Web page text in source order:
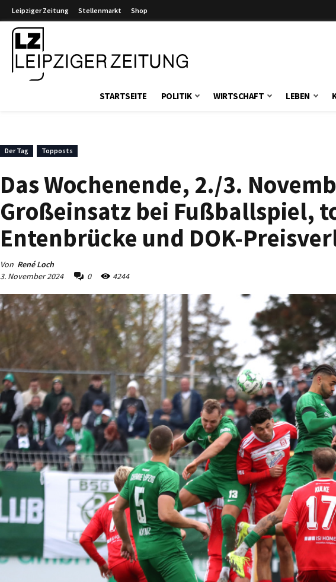
Leipziger Zeitung Stellenmarkt Shop
STARTSEITE POLITIK WIRTSCHAFT LEBEN
Der Tag Topposts
Das Wochenende, 2./3.
Großeinsatz bei Fußballspiel,
Entenbrücke und DOK-
Von René Loch
3. November 2024
0 4244